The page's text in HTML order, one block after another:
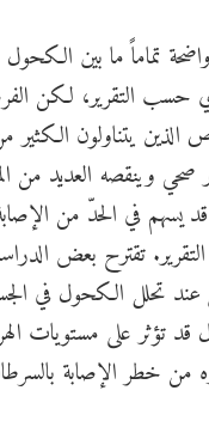
تماماً ما بين
حسب التقرير، لكن
الذين يتناولون الكثير
صحي وينقصه العديد من
يسهم في الحدّ من
تقترح بعض
عند تحلل الكحول في
تؤثر على مستويات
من خطر الإصابة